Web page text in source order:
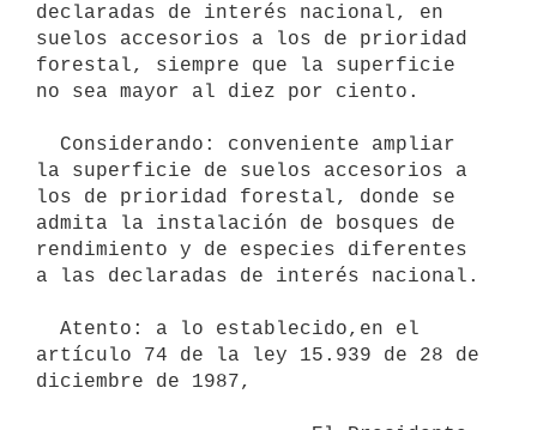
declaradas de interés nacional, en
suelos accesorios a los de prioridad
forestal, siempre que la superficie
no sea mayor al diez por ciento.
la superficie de suelos accesorios a
los de prioridad forestal, donde se
admita la instalación de bosques de
rendimiento y de especies diferentes
a las declaradas de interés nacional.
artículo 74 de la ley 15.939 de 28 de
diciembre de 1987,